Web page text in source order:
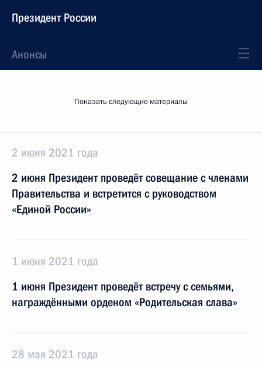
Президент России
Анонсы
Показать следующие материалы
2 июня 2021 года
2 июня Президент проведёт совещание с членами
Правительства и встретится с руководством
«Единой России»
1 июня 2021 года
1 июня Президент проведёт встречу с семьями,
награждёнными орденом «Родительская слава»
28 мая 2021 года